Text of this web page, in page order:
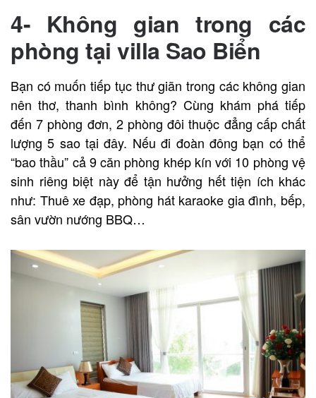
4- Không gian trong các
phòng tại villa Sao Biển
Bạn có muốn tiếp tục thư giãn trong các không gian
nên thơ, thanh bình không? Cùng khám phá tiếp
đến 7 phòng đơn, 2 phòng đôi thuộc đẳng cấp chất
lượng 5 sao tại đây. Nếu đi đoàn đông bạn có thể
“bao thầu” cả 9 căn phòng khép kín với 10 phòng vệ
sinh riêng biệt này để tận hưởng hết tiện ích khác
như: Thuê xe đạp, phòng hát karaoke gia đình, bếp,
sân vườn nướng BBQ…